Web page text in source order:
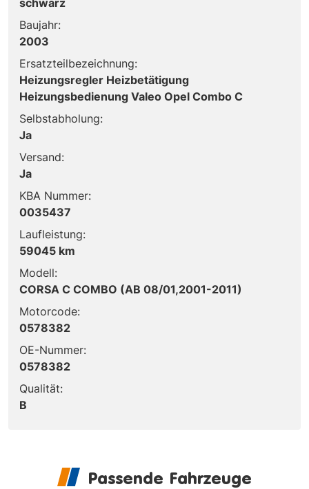
Baujahr:
2003
Ersatzteilbezeichnung:
Heizungsregler Heizbetätigung
Heizungsbedienung Valeo Opel Combo C
Selbstabholung:
Ja
Versand:
Ja
KBA Nummer:
0035437
Laufleistung:
59045 km
Modell:
CORSA C COMBO (AB 08/01,2001-2011)
Motorcode:
0578382
OE-Nummer:
0578382
Qualität:
B
Passende Fahrzeuge